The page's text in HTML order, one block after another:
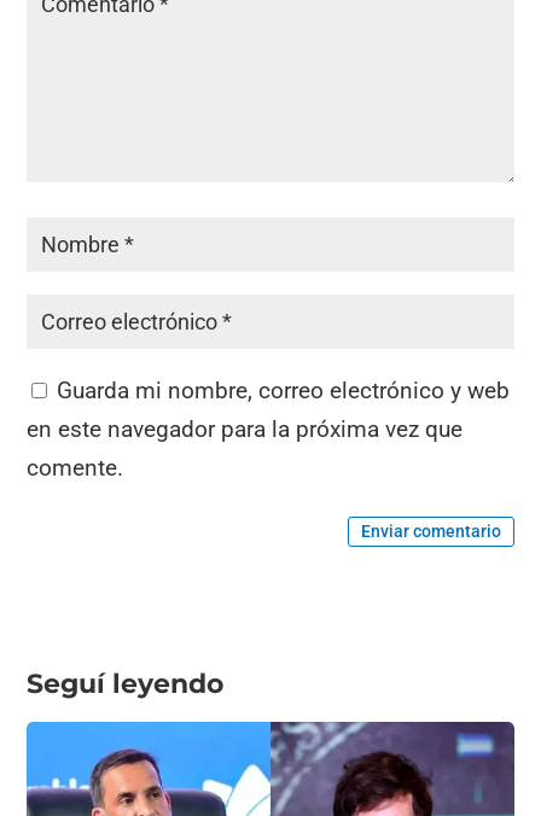
Guarda mi nombre, correo electrónico y web
en este navegador para la próxima vez que
comente.
Enviar comentario
Seguí leyendo